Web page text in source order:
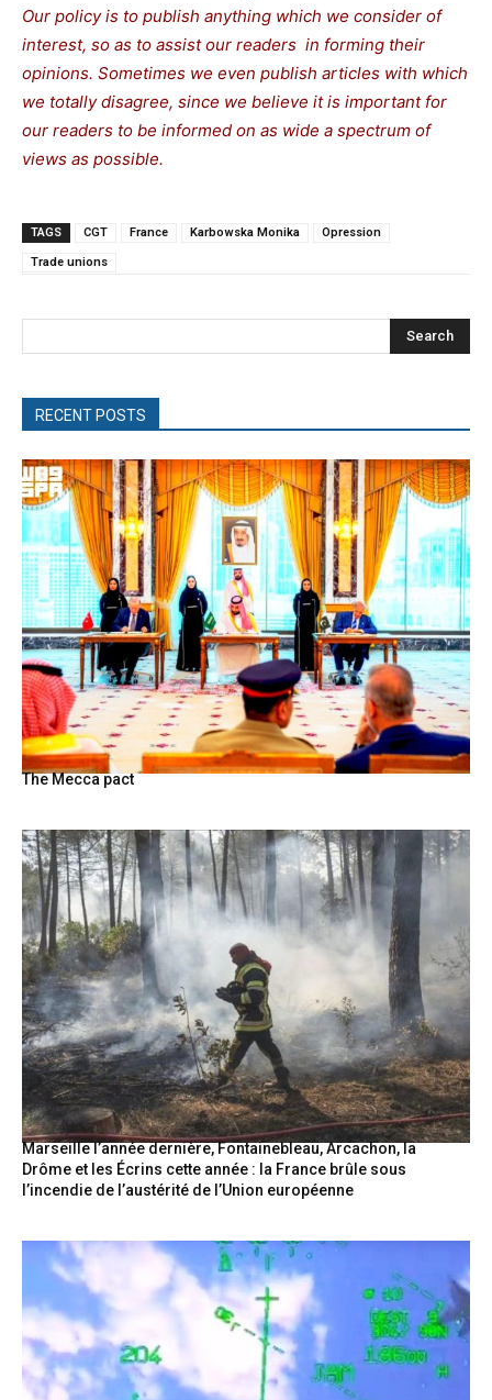
Our policy is to publish anything which we consider of
interest, so as to assist our readers in forming their
opinions. Sometimes we even publish articles with which
we totally disagree, since we believe it is important for
our readers to be informed on as wide a spectrum of
views as possible.
TAGS CGT France Karbowska Monika Opression
Trade unions
Search
RECENT POSTS
The Mecca pact
Marseille l’année dernière, Fontainebleau, Arcachon, la
Drôme et les Écrins cette année : la France brûle sous
l’incendie de l’austérité de l’Union européenne